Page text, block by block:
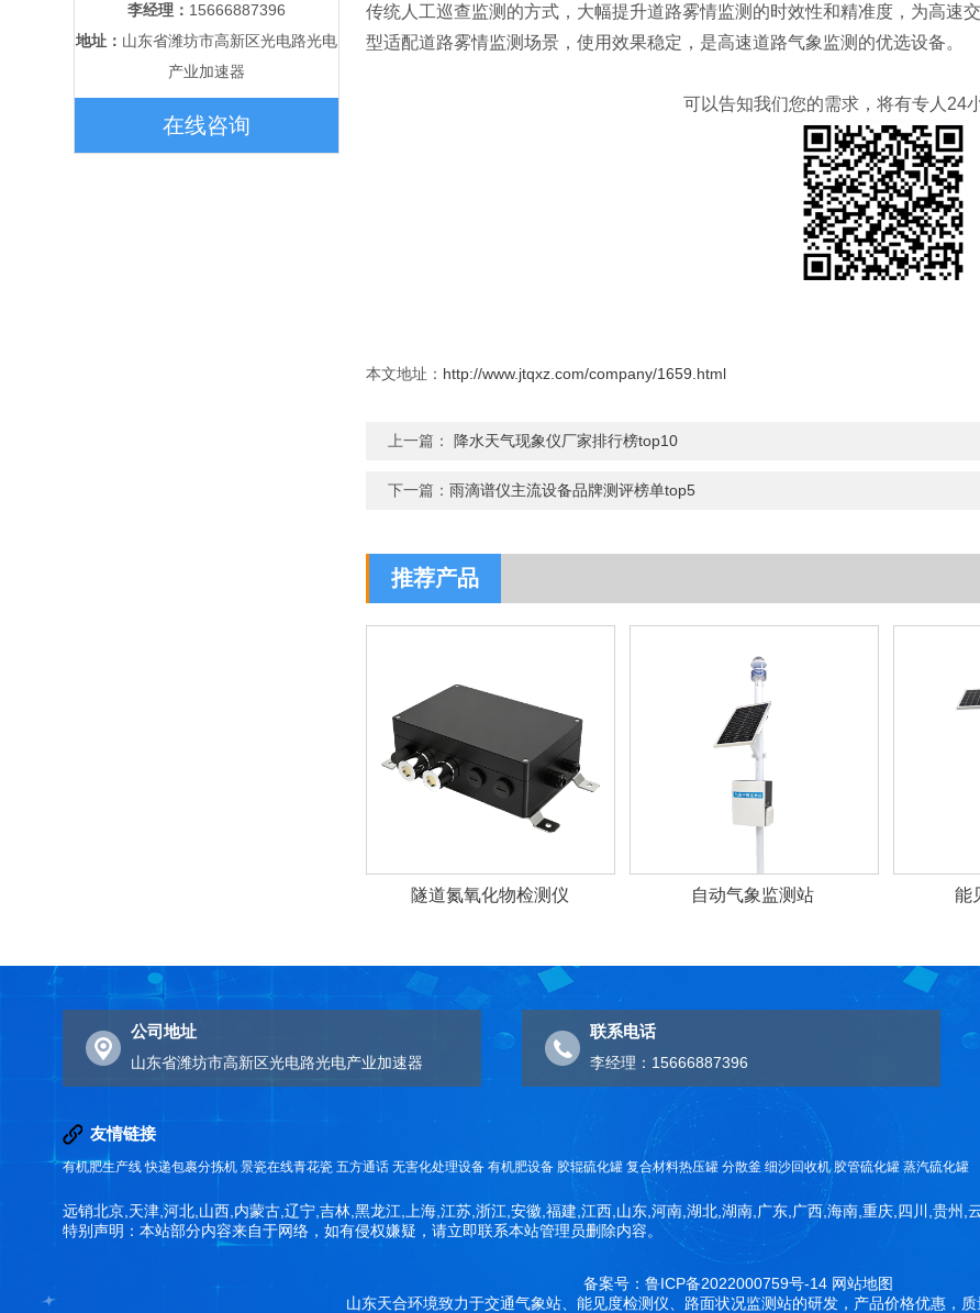
传统人工巡查监测的方式，大幅提升道路雾情监测的时效性和精准度，为高速
型适配道路雾情监测场景，使用效果稳定，是高速道路气象监测的优选设备。
可以告知我们您的需求，将有专人24
本文地址： http://www.jtqxz.com/company/1659.html
上一篇： 降水天气现象仪厂家排行榜top10
下一篇：雨滴谱仪主流设备品牌测评榜单top5
推荐产品
隧道氮氧化物检测仪 自动气象监测站 能
李经理： 15666887396
地址： 山东省潍坊市高新区光电路光电
产业加速器
在线咨询
公司地址
山东省潍坊市高新区光电路光电产业加速器
联系电话
李经理：15666887396
友情链接
有机肥生产线 快递包裹分拣机 景瓷在线青花瓷 五方通话 无害化处理设备 有机肥设备 胶辊硫化罐 复合材料热压罐 分散釜 细沙回收机 胶管硫化罐 蒸汽硫化罐
远销北京,天津,河北,山西,内蒙古,辽宁,吉林,黑龙江,上海,江苏,浙江,安徽,福建,江西,山东,河南,湖北,湖南,广东,广西,海南,重庆,四川,贵州,
特别声明：本站部分内容来自于网络，如有侵权嫌疑，请立即联系本站管理员删除内容。
备案号：鲁ICP备2022000759号-14 网站地图
山东天合环境致力于交通气象站、能见度检测仪、路面状况监测站的研发，产品价格优惠，质